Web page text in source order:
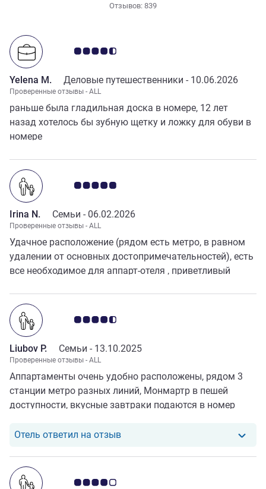
Отзывов: 839
Примечание: отзывы клиентов 4.5/5
Yelena M. Деловые путешественники - 10.06.2026
Проверенные отзывы - ALL
раньше была гладильная доска в номере, 12 лет
назад хотелось бы зубную щетку и ложку для обуви в
номере
Примечание: отзывы клиентов 5.0/5
Irina N. Семьи - 06.02.2026
Проверенные отзывы - ALL
Удачное расположение (рядом есть метро, в равном
удалении от основных достопримечательностей), есть
все необходимое для аппарт-отеля , приветливый
Примечание: отзывы клиентов 4.5/5
Liubov P. Семьи - 13.10.2025
Проверенные отзывы - ALL
Аппартаменты очень удобно расположены, рядом 3
станции метро разных линий, Монмартр в пешей
доступности, вкусные завтраки подаются в номер
Отель ответил на отзывОтель ответил на отзыв от
Примечание: отзывы клиентов 4.0/5